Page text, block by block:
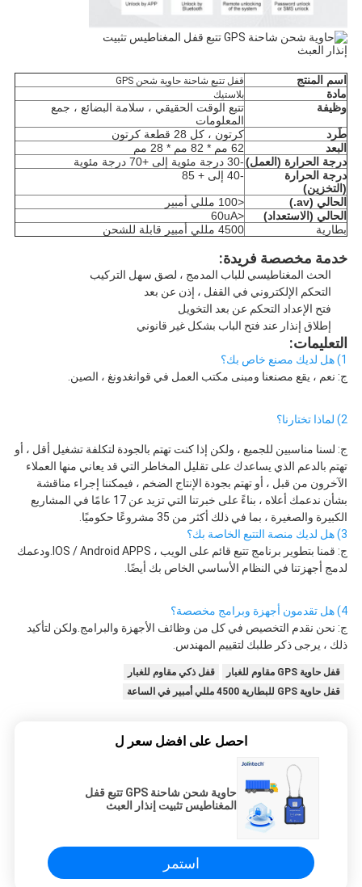
اسم المنتج قفل تتبع شاحنة حاوية شحن GPS
مادة بلاستيك
وظيفة
المعلومات
طَرد
كرتون ، كل 28 قطعة كرتون
البعد
62 مم * 82 مم * 28 مم
درجة الحرارة (العمل)-30 درجة مئوية إلى +70 درجة مئوية
(التخزين)
-40 إلى + 85
الحالي (av.)
<100 مللي أمبير
الحالي (الاستعداد)
<60uA
بطارية
4500 مللي أمبير قابلة للشحن
خدمة مخصصة فريدة:
الحث المغناطيسي للباب المدمج ، لصق سهل التركيب
التحكم الإلكتروني في القفل ، إذن عن بعد
فتح الإعداد التحكم عن بعد التخويل
إطلاق إنذار عند فتح الباب بشكل غير قانوني
التعليمات:
1) هل لديك مصنع خاص بك؟
ج: نعم ، يقع مصنعنا ومبنى مكتب العمل في قوانغدونغ ، الصين.
2) لماذا تختارنا؟
الكبيرة والصغيرة ، بما في ذلك أكثر من 35 مشروعًا حكوميًا.
3) هل لديك منصة التتبع الخاصة بك؟
لدمج أجهزتنا في النظام الأساسي الخاص بك أيضًا.
4) هل تقدمون أجهزة وبرامج مخصصة؟
ذلك ، يرجى ذكر طلبك لتقييم المهندس.
قفل حاوية GPS مقاوم للغبار
قفل ذكي مقاوم للغبار
قفل حاوية GPS للبطارية 4500 مللي أمبير في الساعة
احصل على افضل سعر ل
حاوية شحن شاحنة GPS تتبع قفل
المغناطيس تثبيت إنذار العبث
استمر